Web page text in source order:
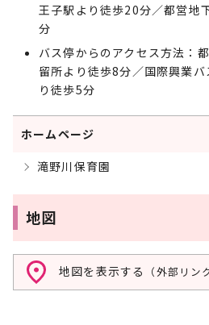
王子駅より徒歩20分／都営地
分
バス停からのアクセス方法：
留所より徒歩8分／国際興業
り徒歩5分
ホームページ
滝野川保育園
地図
地図を表示する （外部リン